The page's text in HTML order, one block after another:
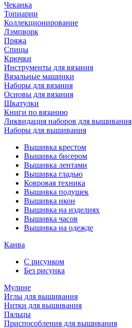
Чеканка
Топиарии
Коллекционирование
Лэмпворк
Пряжа
Спицы
Крючки
Инструменты для вязания
Вязальные машинки
Наборы для вязания
Основы для вязания
Шкатулки
Книги по вязанию
Ликвидация наборов для вышивания
Наборы для вышивания
Вышивка крестом
Вышивка бисером
Вышивка лентами
Вышивка гладью
Ковровая техника
Вышивка подушек
Вышивка икон
Вышивка на изделиях
Вышивка часов
Вышивка на одежде
Канва
С рисунком
Без рисунка
Мулине
Иглы для вышивания
Нитки для вышивания
Пяльцы
Приспособления для вышивания